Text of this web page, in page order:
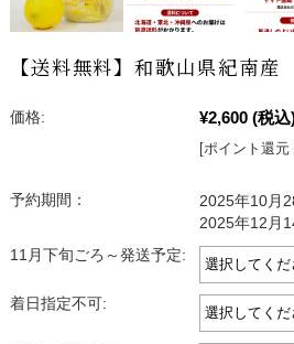
【送料無料】和歌山県紀南
価格: ¥2,600 (税込
[ポイント還
予約期間：
2025年10月
2025年12月
11月下旬ごろ～発送予定:
着日指定不可: